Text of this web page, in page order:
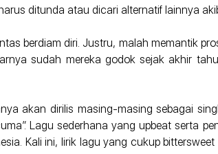
ditunda atau dicari alternatif lainnya
berdiam diri. Justru, malah memantik
sudah mereka godok sejak akhir
akan dirilis masing-masing sebagai
Lagu sederhana yang upbeat serta
Kali ini, lirik lagu yang cukup